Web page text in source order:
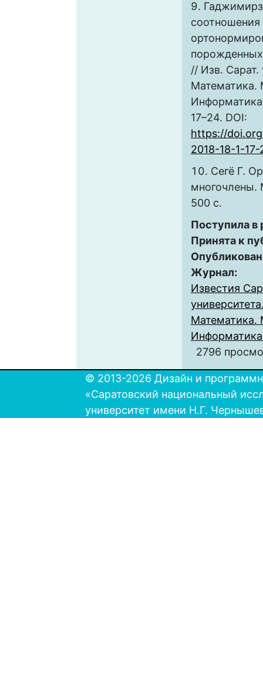
// Изв. Сарат.
Математика.
17–24. DOI:
https://
2018-18-1-17-
Сегё Г.
многочлены.
500 с.
Поступила
Принята к
Журнал:
Известия
Математика.
2796
© 2013-2026 Дизайн и
«Саратовский национальный
университет имени Н.Г.